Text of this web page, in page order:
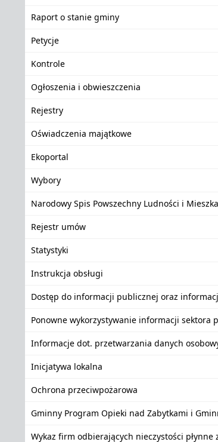
Raport o stanie gminy
Petycje
Kontrole
Ogłoszenia i obwieszczenia
Rejestry
Oświadczenia majątkowe
Ekoportal
Wybory
Narodowy Spis Powszechny Ludności i
Rejestr umów
Statystyki
Instrukcja obsługi
Dostęp do informacji publicznej oraz
Ponowne wykorzystywanie informacji sektora
Informacje dot. przetwarzania danych
Inicjatywa lokalna
Ochrona przeciwpożarowa
Gminny Program Opieki nad Zabytkami i
Wykaz firm odbierających nieczystości płynne